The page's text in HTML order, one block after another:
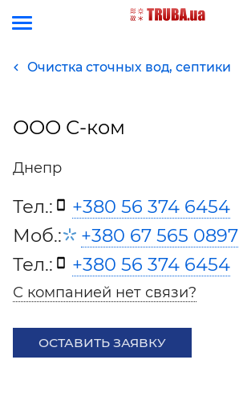
Очистка сточных вод, септики
ООО С-ком
Днепр
Тел.:
+380 56 374 6454
Моб.:
+380 67 565 0897
Тел.:
+380 56 374 6454
С компанией нет связи?
ОСТАВИТЬ ЗАЯВКУ